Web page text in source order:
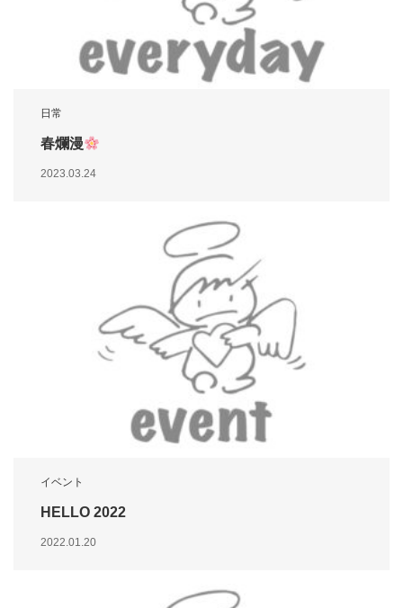
日常
春爛漫
2023.03.24
イベント
HELLO 2022
2022.01.20